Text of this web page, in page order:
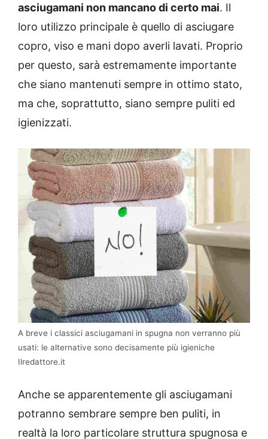
asciugamani non mancano di certo mai. Il
loro utilizzo principale è quello di asciugare
copro, viso e mani dopo averli lavati. Proprio
per questo, sarà estremamente importante
che siano mantenuti sempre in ottimo stato,
ma che, soprattutto, siano sempre puliti ed
igienizzati.
A breve i classici asciugamani in spugna non verranno più
usati: le alternative sono decisamente più igieniche
Ilredattore.it
Anche se apparentemente gli asciugamani
potranno sembrare sempre ben puliti, in
realtà la loro particolare struttura spugnosa e